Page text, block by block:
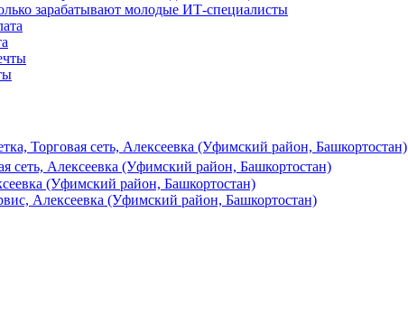
зарабатывают молодые ИТ-специалисты
Торговая сеть, Алексеевка (Уфимский район, Башкортостан)
сеть, Алексеевка (Уфимский район, Башкортостан)
(Уфимский район, Башкортостан)
Алексеевка (Уфимский район, Башкортостан)